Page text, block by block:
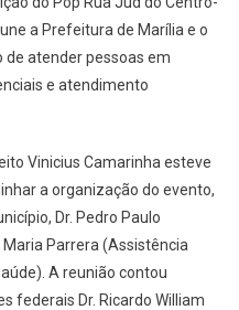
a Prefeitura de Marília e o
atender pessoas em
e atendimento
Vinicius Camarinha esteve
a organização do evento,
Dr. Pedro Paulo
Parrera (Assistência
A reunião contou
federais Dr. Ricardo William